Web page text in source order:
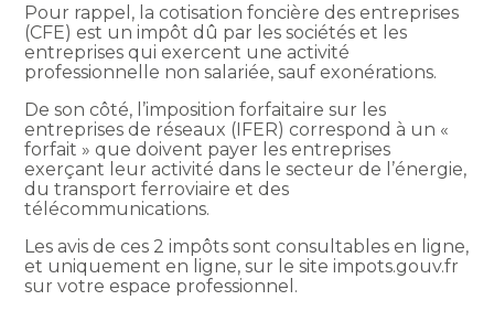
Pour rappel, la cotisation foncière des entreprises
(CFE) est un impôt dû par les sociétés et les
entreprises qui exercent une activité
professionnelle non salariée, sauf exonérations.
De son côté, l’imposition forfaitaire sur les
entreprises de réseaux (IFER) correspond à un «
forfait » que doivent payer les entreprises
exerçant leur activité dans le secteur de l’énergie,
du transport ferroviaire et des
télécommunications.
Les avis de ces 2 impôts sont consultables en ligne,
et uniquement en ligne, sur le site impots.gouv.fr
sur votre espace professionnel.